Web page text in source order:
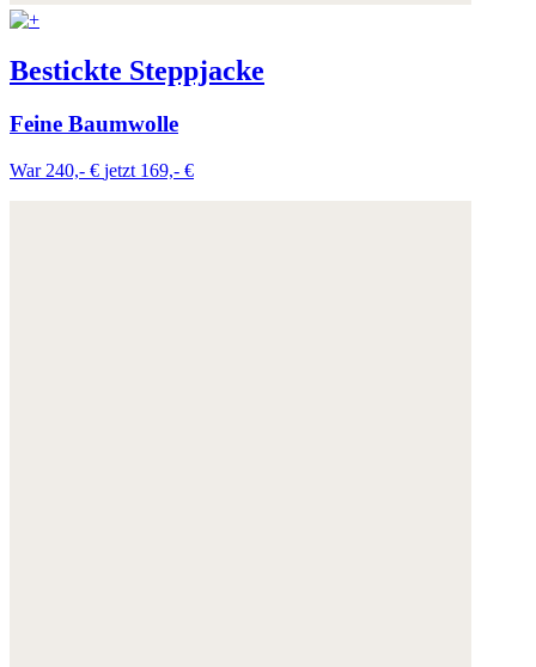
Bestickte Steppjacke
Feine Baumwolle
War 240,- € jetzt 169,- €